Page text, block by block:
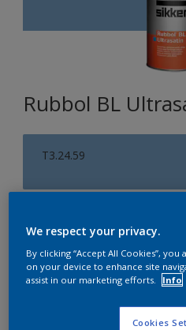
Rubbol BL
T3.24.59
Quantité
We respect your privacy.
By clicking “Accept All Cookies”,
on your device to enhance site
assist in our marketing efforts.
Info
Cookies